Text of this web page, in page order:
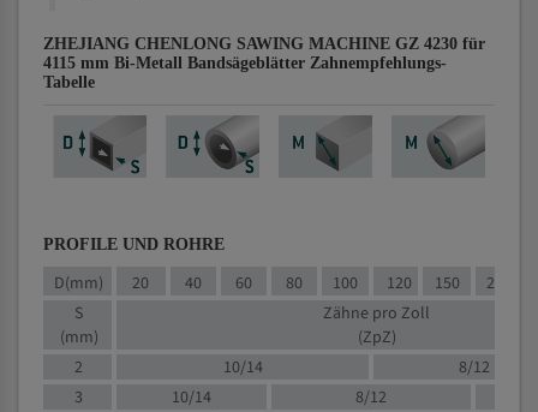
ZHEJIANG CHENLONG SAWING MACHINE GZ 4230 für
4115 mm Bi-Metall Bandsägeblätter Zahnempfehlungs-
Tabelle
PROFILE UND ROHRE
D(mm) 20 40 60 80 100 120 150 200
S
(mm)
Zähne pro Zoll
(ZpZ)
2
10/14
8/12
3
10/14 8/12